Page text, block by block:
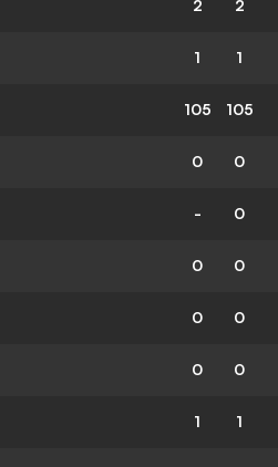
2 2
1 1
105 105
0 0
- 0
0 0
0 0
0 0
1 1